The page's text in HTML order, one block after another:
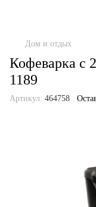
Дом и отдых
Кофеварка с
1189
Артикул: 464758